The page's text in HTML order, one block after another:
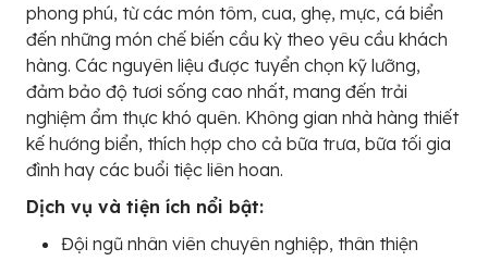
phong phú, từ các món tôm, cua, ghẹ, mực, cá biển
đến những món chế biến cầu kỳ theo yêu cầu khách
hàng. Các nguyên liệu được tuyển chọn kỹ lưỡng,
đảm bảo độ tươi sống cao nhất, mang đến trải
nghiệm ẩm thực khó quên. Không gian nhà hàng thiết
kế hướng biển, thích hợp cho cả bữa trưa, bữa tối gia
đình hay các buổi tiệc liên hoan.
Dịch vụ và tiện ích nổi bật:
Đội ngũ nhân viên chuyên nghiệp, thân thiện